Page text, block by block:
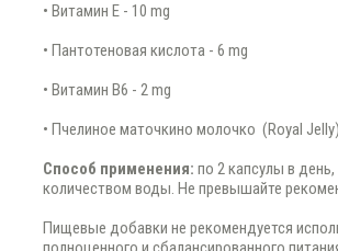
• Витамин Е - 10 mg
• Пантотеновая кислота - 6 mg
• Витамин B6 - 2 mg
• Пчелиное маточкино молочко (Royal
Способ применения: по 2 капсулы в
количеством воды. Не превышайте
Пищевые добавки не рекомендуется